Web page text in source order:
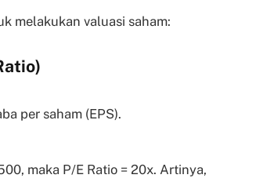
melakukan valuasi saham:
per saham (EPS).
maka P/E Ratio = 20x. Artinya,